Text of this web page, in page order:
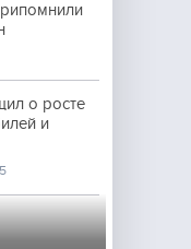
о росте
и